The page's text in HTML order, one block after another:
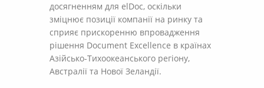
досягненням для elDoc, оскільки
зміцнює позиції компанії на ринку та
сприяє прискоренню впровадження
рішення Document Excellence в країнах
Азійсько-Тихоокеанського регіону,
Австралії та Нової Зеландії.